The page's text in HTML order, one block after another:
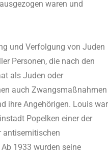
waren und
und Verfolgung von Juden
Personen, die nach den
als Juden oder
auch Zwangsmaßnahmen
ihre Angehörigen. Louis war
Popelken einer der
antisemitischen
1933 wurden seine